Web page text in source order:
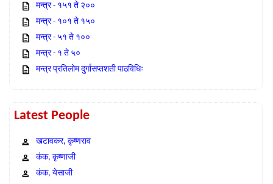
मन्त्र - १५१ ते २००
मन्त्र - १०१ ते १५०
मन्त्र - ५१ ते १००
मन्त्र - १ ते ५०
मन्त्र प्रतिलोम दुर्गासप्तशती पाठविधिः
Latest People
खटावकर, कृष्णराव
कंक, कृष्णाजी
कंक, येसाजी